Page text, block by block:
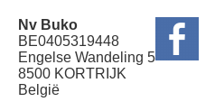
Nv Buko
BE0405319448
Engelse Wandeling 5
8500 KORTRIJK
België